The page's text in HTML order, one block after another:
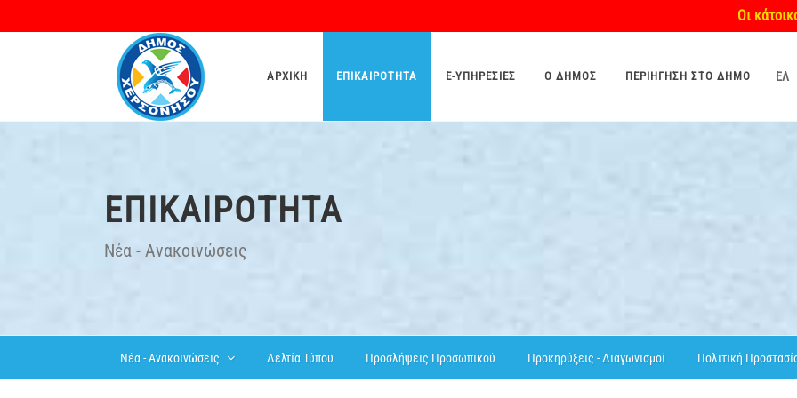
Οι κάτοικοι/
ΑΡΧΙΚΉ ΕΠΙΚΑΙΡΌΤΗΤΑ E-ΥΠΗΡΕΣΊΕΣ O ΔΉΜΟΣ ΠΕΡΙΉΓΗΣΗ ΣΤΟ ΔΉΜΟ ΕΛ
ΕΠΙΚΑΙΡΌΤΗΤΑ
Νέα - Ανακοινώσεις
Νέα - Ανακοινώσεις Δελτία Τύπου Προσλήψεις Προσωπικού Προκηρύξεις - Διαγωνισμοί Πολιτική